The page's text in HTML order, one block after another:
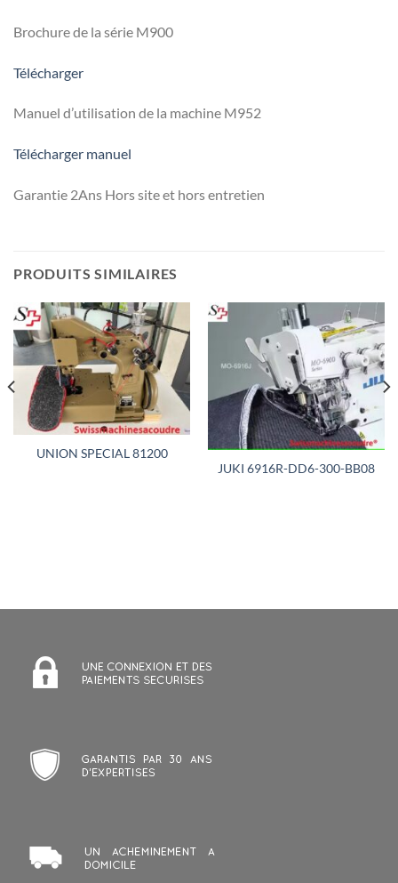
Brochure de la série M900
Télécharger
Manuel d’utilisation de la machine M952
Télécharger manuel
Garantie 2Ans Hors site et hors entretien
PRODUITS SIMILAIRES
UNION SPECIAL 81200
JUKI 6916R-DD6-300-BB08